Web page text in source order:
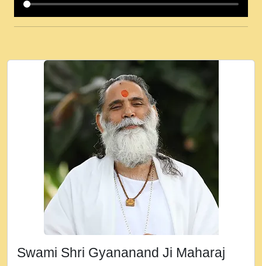
कई पकड क मर हथ र मह वदवन पहच दय! मह जन
Ki - Krishna Bhajan - New Bhajan 2020
#Ishwar Bhakti.mp3
जब से गीता ज्ञान पाया मैं बड़ी मस्ती में हूँ । 2018 -
Rishikesh - Ratan Ji Rasik.mp3
तन हल दल द सनव मड उतत सर रख क, नल रव त
गल लग जव त सर उतत हथ रख द!.mp3
तू कर प्रीतम से प्रीत, यूहीं दिन बीतते जाते हैं ।
2018 - Rishikesh - Swami Gyananand Ji
Maharaj.mp3
न म गवद गपल गद फर, पयर महन न रझद फर! shri
नह भरस रह लडडल... अपन खट करम क !!!! मह दद
Swami Shri Gyananand Ji Maharaj